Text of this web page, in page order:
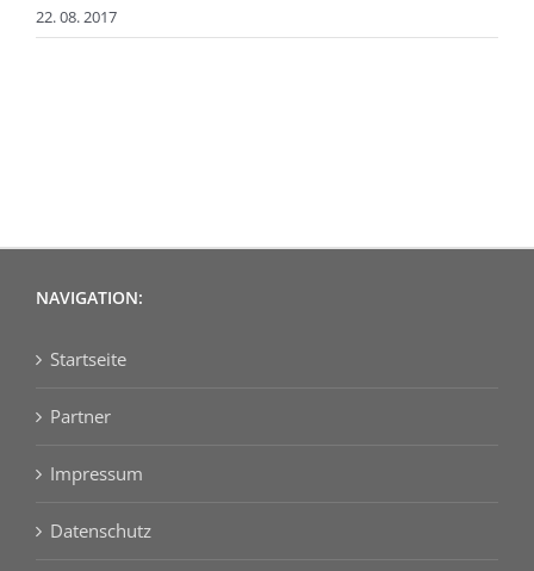
22. 08. 2017
NAVIGATION:
Startseite
Partner
Impressum
Datenschutz